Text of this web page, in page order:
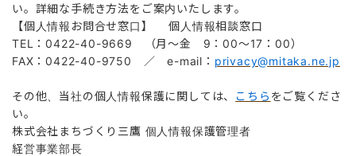
い。詳細な手続き方法をご案内いたします。
【個人情報お問合せ窓口】 個人情報相談窓口
TEL：0422-40-9669 （月～金 9：00～17：00）
FAX：0422-40-9750 ／ e-mail： privacy@mitaka.ne.jp
その他、当社の個人情報保護に関しては、 こちら をご覧くださ
い。
株式会社まちづくり三鷹 個人情報保護管理者
経営事業部長